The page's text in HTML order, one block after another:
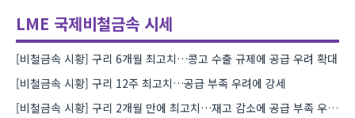
LME 국제비철금속 시세
[비철금속 시황] 구리 6개월 최고치…콩고 수출 규제에 공급 우려 확대
[비철금속 시황] 구리 12주 최고치…공급 부족 우려에 강세
[비철금속 시황] 구리 2개월 만에 최고치…재고 감소에 공급 부족 우려 확대